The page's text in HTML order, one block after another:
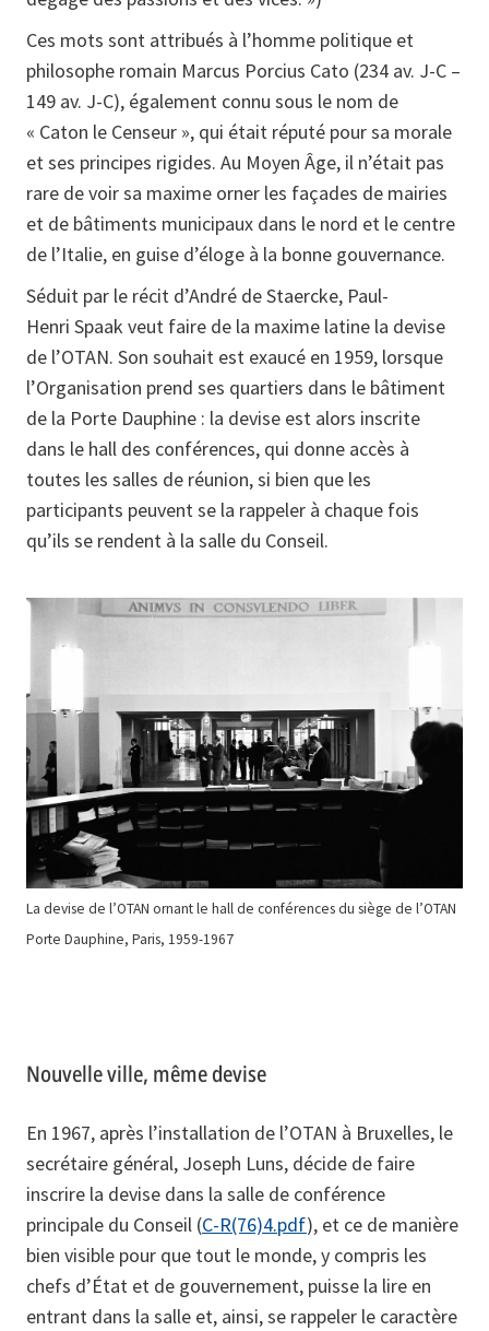
Ces mots sont attribués à l’homme politique et
philosophe romain Marcus Porcius Cato (234 av. J-C –
149 av. J-C), également connu sous le nom de
« Caton le Censeur », qui était réputé pour sa morale
et ses principes rigides. Au Moyen Âge, il n’était pas
rare de voir sa maxime orner les façades de mairies
et de bâtiments municipaux dans le nord et le centre
de l’Italie, en guise d’éloge à la bonne gouvernance.
Séduit par le récit d’André de Staercke, Paul-
Henri Spaak veut faire de la maxime latine la devise
de l’OTAN. Son souhait est exaucé en 1959, lorsque
l’Organisation prend ses quartiers dans le bâtiment
de la Porte Dauphine : la devise est alors inscrite
dans le hall des conférences, qui donne accès à
toutes les salles de réunion, si bien que les
participants peuvent se la rappeler à chaque fois
qu’ils se rendent à la salle du Conseil.
La devise de l’OTAN ornant le hall de conférences du siège de l’OTAN
Porte Dauphine, Paris, 1959-1967
Nouvelle ville, même devise
En 1967, après l’installation de l’OTAN à Bruxelles, le
secrétaire général, Joseph Luns, décide de faire
inscrire la devise dans la salle de conférence
principale du Conseil (C-R(76)4.pdf), et ce de manière
bien visible pour que tout le monde, y compris les
chefs d’État et de gouvernement, puisse la lire en
entrant dans la salle et, ainsi, se rappeler le caractère